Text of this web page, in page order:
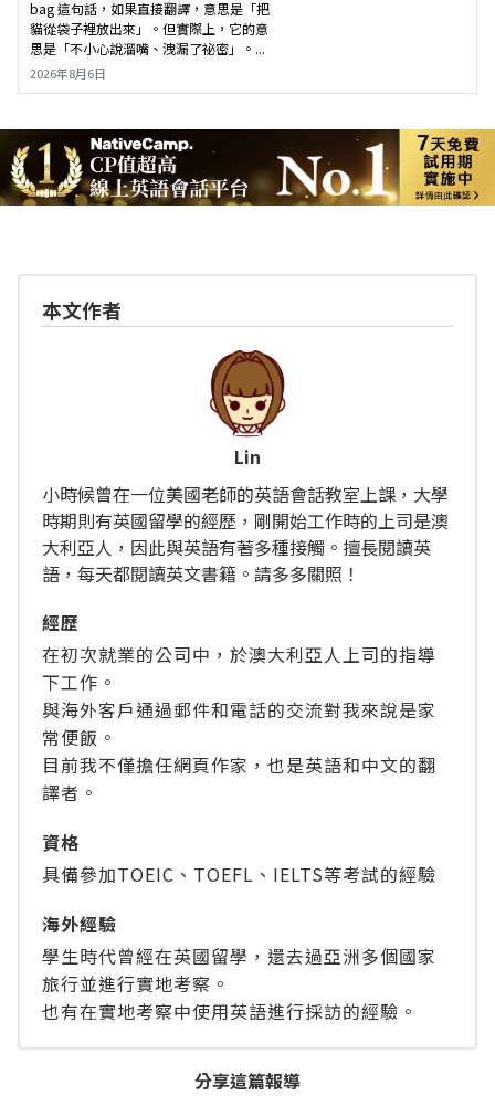
bag 這句話，如果直接翻譯，意思是「把
貓從袋子裡放出來」。但實際上，它的意
思是「不小心說溜嘴、洩漏了祕密」。...
2026年8月6日
本文作者
Lin
小時候曾在一位美國老師的英語會話教室上課，大學
時期則有英國留學的經歷，剛開始工作時的上司是澳
大利亞人，因此與英語有著多種接觸。擅長閱讀英
語，每天都閱讀英文書籍。請多多關照！
經歴
在初次就業的公司中，於澳大利亞人上司的指導
下工作。
與海外客戶通過郵件和電話的交流對我來說是家
常便飯。
目前我不僅擔任網頁作家，也是英語和中文的翻
譯者。
資格
具備參加TOEIC、TOEFL、IELTS等考試的經驗
海外經驗
學生時代曾經在英國留學，還去過亞洲多個國家
旅行並進行實地考察。
也有在實地考察中使用英語進行採訪的經驗。
分享這篇報導